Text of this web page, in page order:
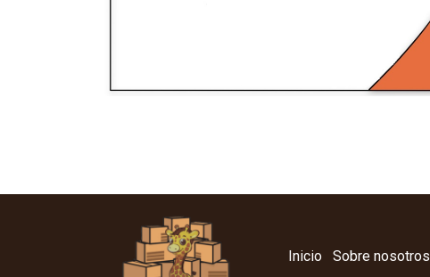
Inicio Sobre nosotros